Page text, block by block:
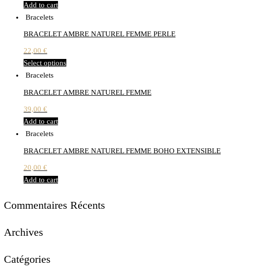
Add to cart
Bracelets
BRACELET AMBRE NATUREL FEMME PERLE
22,00 €
Select options
Bracelets
BRACELET AMBRE NATUREL FEMME
39,00 €
Add to cart
Bracelets
BRACELET AMBRE NATUREL FEMME BOHO EXTENSIBLE
20,00 €
Add to cart
Commentaires Récents
Archives
Catégories